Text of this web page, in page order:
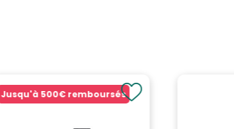
Jusqu'à 500€ remboursés